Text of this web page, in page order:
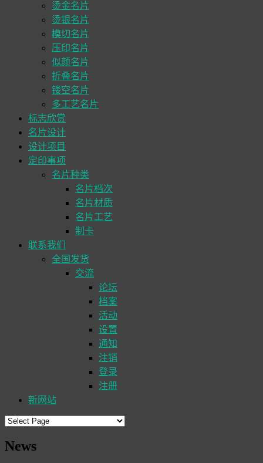
烫金名片
烫银名片
模切名片
压印名片
似颜名片
折叠名片
镂空名片
多工艺名片
标志欣赏
名片设计
设计项目
定印事项
名片种类
名片档次
名片材质
名片工艺
制卡
联系我们
全国发货
交流
论坛
档案
活动
设置
通知
注销
登录
注册
新网站
News